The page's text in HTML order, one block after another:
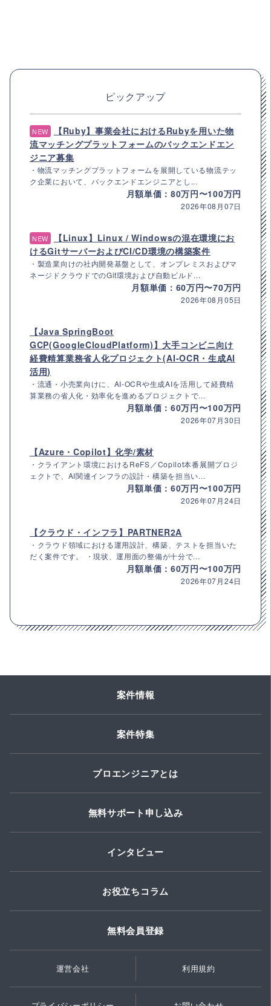
ピックアップ
NEW
【Ruby】事業会社におけるRubyを用いた物
流マッチングプラットフォームのバックエンドエン
ジニア募集
・物流マッチングプラットフォームを展開している物流テッ
ク企業において、バックエンドエンジニアとし...
月額単価：80万円〜100万円
2026年08月07日
NEW
【Linux】Linux / Windowsの混在環境にお
けるGitサーバーおよびCI/CD環境の構築案件
・製造業向けの社内開発基盤として、オンプレミスおよびマ
ネージドクラウドでのGit環境および自動ビルド...
月額単価：60万円〜70万円
2026年08月05日
【Java SpringBoot
GCP(GoogleCloudPlatform)】大手コンビニ向け
経費精算業務省人化プロジェクト(AI-OCR・生成AI
活用)
・流通・小売業向けに、AI-OCRや生成AIを活用して経費精
算業務の省人化・効率化を進めるプロジェクトで...
月額単価：60万円〜100万円
2026年07月30日
【Azure・Copilot】化学/素材
・クライアント環境におけるReFS／Copilot本番展開プロジ
ェクトで、AI関連インフラの設計・構築を担当い...
月額単価：60万円〜100万円
2026年07月24日
【クラウド・インフラ】PARTNER2A
・クラウド領域における運用設計、構築、テストを担当いた
だく案件です。 ・現状、運用面の整備が十分で...
月額単価：60万円〜100万円
2026年07月24日
案件情報
案件特集
プロエンジニアとは
無料サポート申し込み
インタビュー
お役立ちコラム
無料会員登録
運営会社 利用規約